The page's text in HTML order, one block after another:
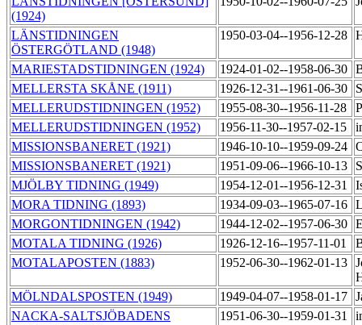
(1924)
LÄNSTIDNINGEN
ÖSTERGÖTLAND (1948)
1950-03-04--1956-12-28
MARIESTADSTIDNINGEN (1924) 1924-01-02--1958-06-30
MELLERSTA SKÅNE (1911)
1926-12-31--1961-06-30
MELLERUDSTIDNINGEN (1952)
1955-08-30--1956-11-28
MELLERUDSTIDNINGEN (1952)
1956-11-30--1957-02-15
MISSIONSBANERET (1921)
1946-10-10--1959-09-24
MISSIONSBANERET (1921)
1951-09-06--1966-10-13
MJÖLBY TIDNING (1949)
1954-12-01--1956-12-31
MORA TIDNING (1893)
1934-09-03--1965-07-16
MORGONTIDNINGEN (1942)
1944-12-02--1957-06-30
MOTALA TIDNING (1926)
1926-12-16--1957-11-01
MOTALAPOSTEN (1883)
1952-06-30--1962-01-13
MÖLNDALSPOSTEN (1949)
1949-04-07--1958-01-17
NACKA-SALTSJÖBADENS
1951-06-30--1959-01-31